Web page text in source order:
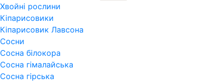
Хвойні рослини
Кіпарисовики
Кіпарисовик Лавсона
Сосни
Сосна білокора
Сосна гімалайська
Сосна гірська